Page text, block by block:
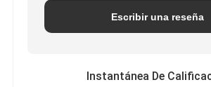
Escribir una reseña
Instantánea De